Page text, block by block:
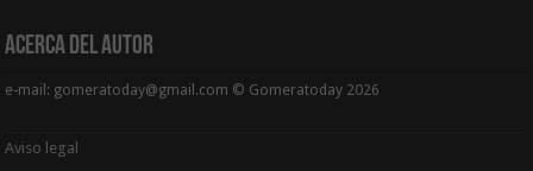
Acerca del Autor
e-mail: gomeratoday@gmail.com © Gomeratoday 2026
Aviso legal